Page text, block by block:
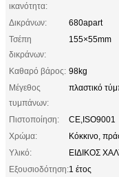
ικανότητα:
Δικράνων:
680apart
Τσέπη
δικράνων:
155×55mm
Καθαρό βάρος: 98kg
Μέγεθος
τυμπάνων:
πλαστικό
Πιστοποίηση:
CE,ISO9001
Χρώμα:
Κόκκινο,
Υλικό:
ΕΙΔΙΚΟΣ
Εξουσιοδότηση:1 έτος